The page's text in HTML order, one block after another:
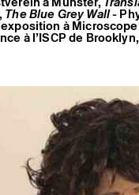
The Blue Grey Wall-
à
à l’ISCP de